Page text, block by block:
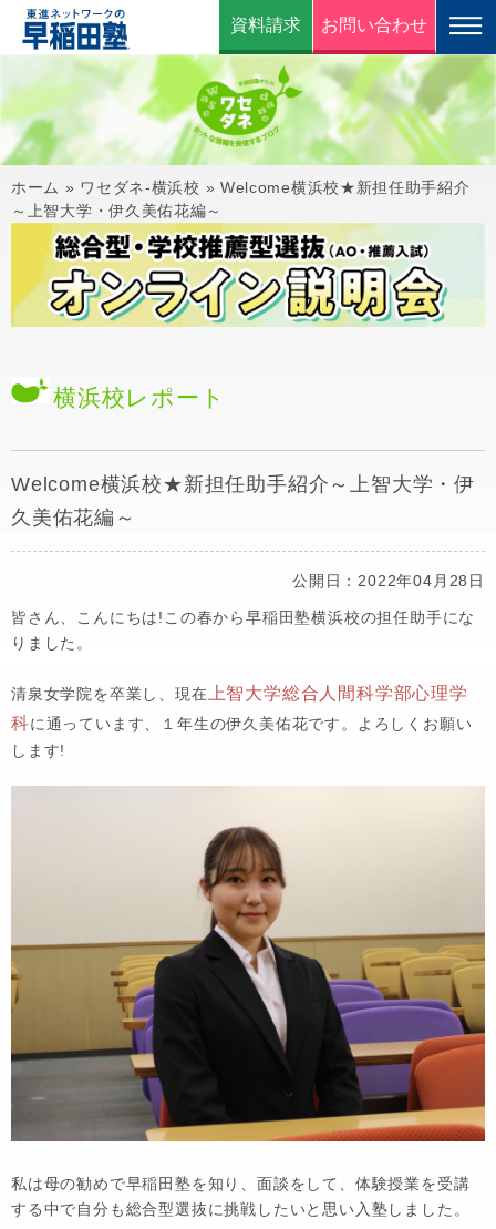
資料請求 お問い合わせ
ホーム » ワセダネ-横浜校 » Welcome横浜校★新担任助手紹介
～上智大学・伊久美佑花編～
横浜校レポート
Welcome横浜校★新担任助手紹介～上智大学・伊
久美佑花編～
公開日：2022年04月28日
皆さん、こんにちは!この春から早稲田塾横浜校の担任助手にな
りました。
清泉女学院を卒業し、現在 上智大学総合人間科学部心理学
科に通っています、１年生の伊久美佑花です。よろしくお願い
します!
私は母の勧めで早稲田塾を知り、面談をして、体験授業を受講
する中で自分も総合型選抜に挑戦したいと思い入塾しました。